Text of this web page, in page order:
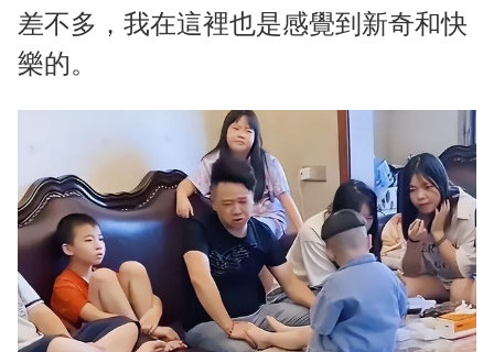
差不多，我在這裡也是感覺到新奇和快
樂的。